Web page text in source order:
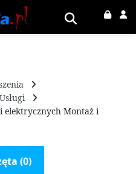
Usługi
elektrycznych Montaż i
(0)